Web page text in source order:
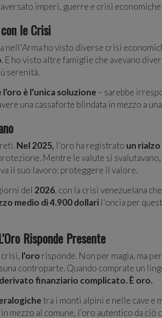
imperi, guerre e crisi
le Crisi
nell'Arma ho visto diverse crisi
. E ho visto altre famiglie che avevano
serenità.
è l'unica soluzione – sarebbe
una cassaforte blindata in mezzo a
Nel 2025, l'oro ha registrato un rialzo
Mentre le valute si
il suo lavoro: proteggere il valore.
del 2026, con la crisi venezuelana
medio di 4.900 dollari l'oncia per
Risponde Presente
crisi, l'oro risponde. Non per magia, ma
controparte. Quando comprate un
finanziario complicato. È oro.
tra i monti alpini e nelle cave e
mezzo al comune, l’oro autentico da ciò